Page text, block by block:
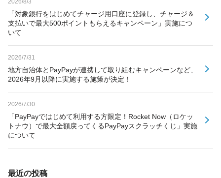
2026/8/3
「対象銀行をはじめてチャージ用口座に登録し、チャージ＆
支払いで最大500ポイントもらえるキャンペーン」実施につ
いて
2026/7/31
地方自治体とPayPayが連携して取り組むキャンペーンなど、
2026年9月以降に実施する施策が決定！
2026/7/30
「PayPayではじめて利用する方限定！Rocket Now（ロケッ
トナウ）で最大全額戻ってくるPayPayスクラッチくじ」実施
について
最近の投稿